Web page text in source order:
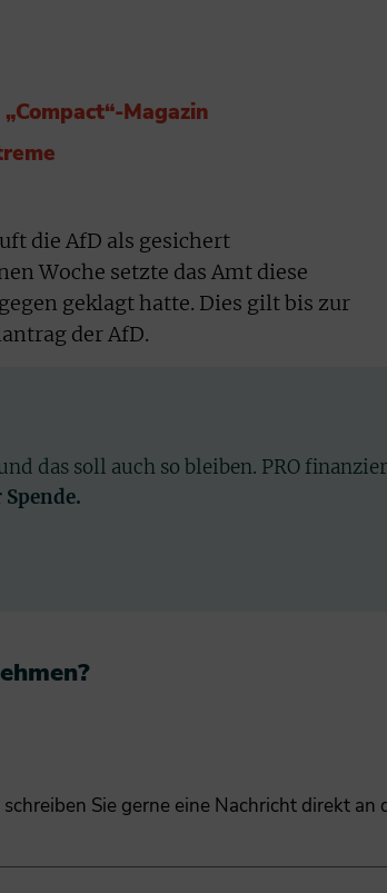
Magazin
die AfD als gesichert
Woche setzte das Amt diese
geklagt hatte. Dies gilt bis zur
der AfD.
das soll auch so bleiben. PRO
Sie gerne eine Nachricht direkt an